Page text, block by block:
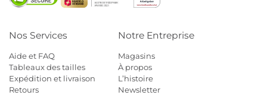
Nos Services
Aide et FAQ
Tableaux des tailles
Expédition et livraison
Retours
Notre Entreprise
Magasins
À propos
L’histoire
Newsletter